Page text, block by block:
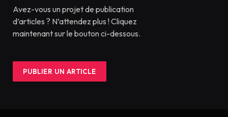
Avez-vous un projet de publication
d’articles ? N’attendez plus ! Cliquez
maintenant sur le bouton ci-dessous.
PUBLIER UN ARTICLE